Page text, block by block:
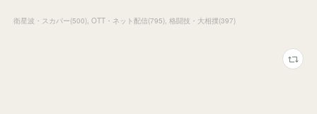
衛星波・スカパー(500) OTT・ネット配信(795) 格闘技・大相撲(397)